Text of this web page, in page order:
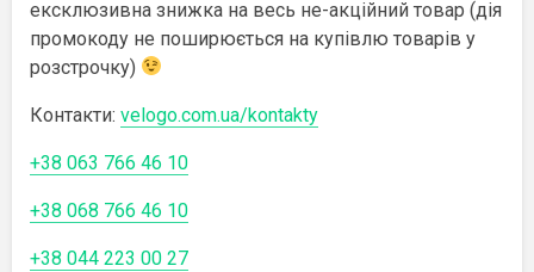
ексклюзивна знижка на весь не-акційний товар (дія
промокоду не поширюється на купівлю товарів у
розстрочку)
Контакти: velogo.com.ua/kontakty
+38 063 766 46 10
+38 068 766 46 10
+38 044 223 00 27